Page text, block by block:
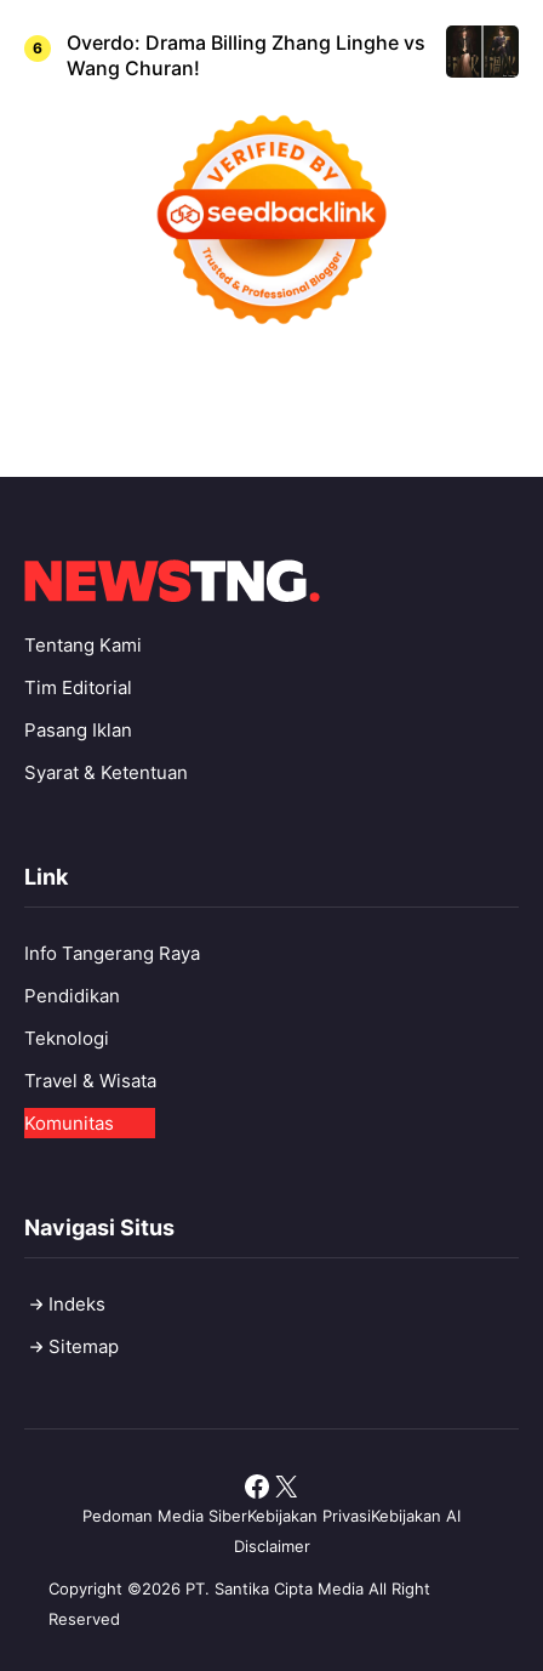
Overdo: Drama Billing Zhang Linghe vs
Wang Churan!
Tentang Kami
Tim Editorial
Pasang Iklan
Syarat & Ketentuan
Link
Info Tangerang Raya
Pendidikan
Teknologi
Travel & Wisata
Komunitas
Navigasi Situs
Indeks
Sitemap
Copyright ©2026 PT. Santika Cipta Media All Right
Reserved
Pedoman Media SiberKebijakan PrivasiKebijakan AI
Disclaimer
Facebook
X